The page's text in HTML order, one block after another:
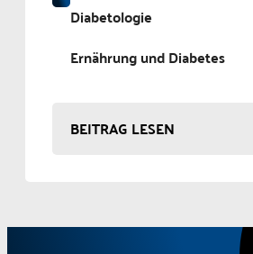
Diabetologie
Ernährung und Diabetes
BEITRAG LESEN